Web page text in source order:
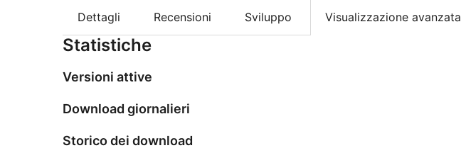
Dettagli Recensioni Sviluppo Visualizzazione avanzata
Statistiche
Versioni attive
Download giornalieri
Storico dei download